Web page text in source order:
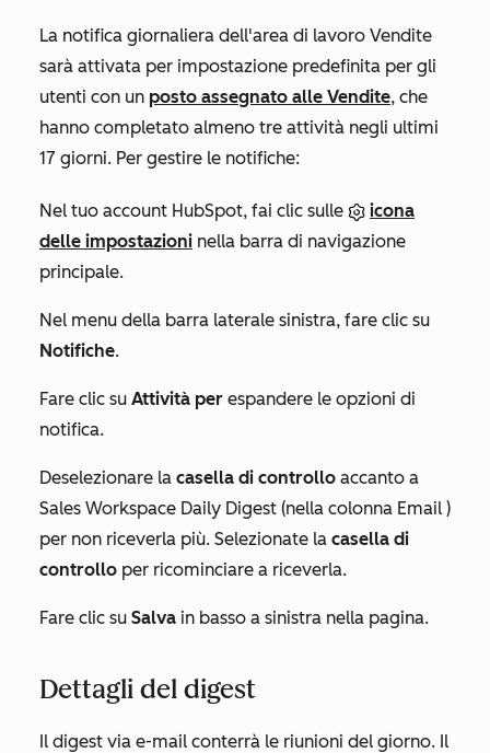
La notifica giornaliera dell'area di lavoro Vendite
sarà attivata per impostazione predefinita per gli
utenti con un posto assegnato alle Vendite, che
hanno completato almeno tre attività negli ultimi
17 giorni. Per gestire le notifiche:
Nel tuo account HubSpot, fai clic sulle
icona
delle impostazioni nella barra di navigazione
principale.
Nel menu della barra laterale sinistra, fare clic su
Notifiche.
Fare clic su Attività per espandere le opzioni di
notifica.
Deselezionare la casella di controllo accanto a
Sales Workspace Daily Digest (nella colonna Email )
per non riceverla più. Selezionate la casella di
controllo per ricominciare a riceverla.
Fare clic su Salva in basso a sinistra nella pagina.
Dettagli del digest
Il digest via e-mail conterrà le riunioni del giorno. Il